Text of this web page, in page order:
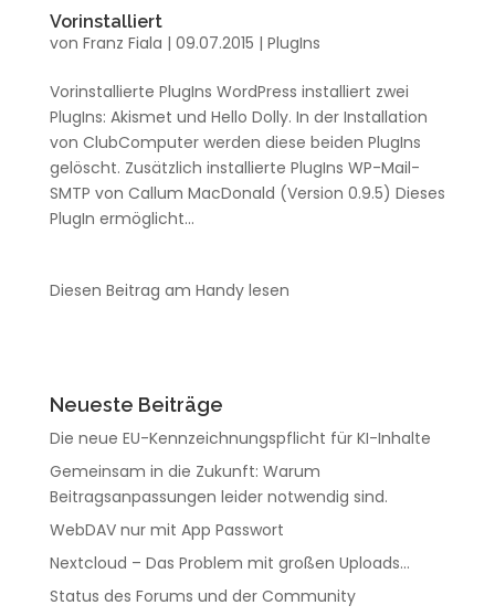
Vorinstalliert
von Franz Fiala | 09.07.2015 | PlugIns
Vorinstallierte PlugIns WordPress installiert zwei
PlugIns: Akismet und Hello Dolly. In der Installation
von ClubComputer werden diese beiden PlugIns
gelöscht. Zusätzlich installierte PlugIns WP-Mail-
SMTP von Callum MacDonald (Version 0.9.5) Dieses
PlugIn ermöglicht...
Diesen Beitrag am Handy lesen
Neueste Beiträge
Die neue EU-Kennzeichnungspflicht für KI-Inhalte
Gemeinsam in die Zukunft: Warum
Beitragsanpassungen leider notwendig sind.
WebDAV nur mit App Passwort
Nextcloud – Das Problem mit großen Uploads…
Status des Forums und der Community